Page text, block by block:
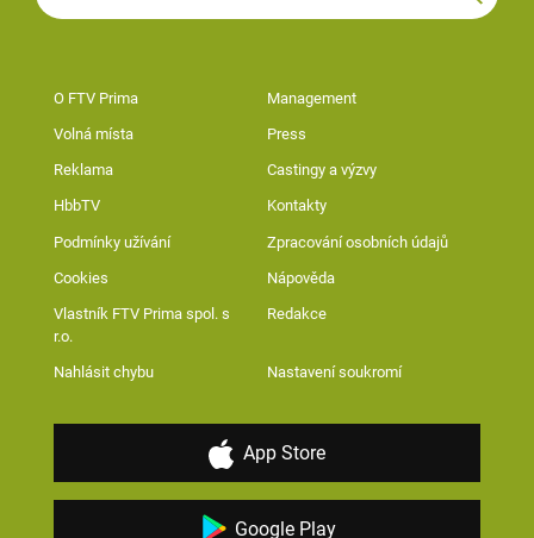
O FTV Prima Management
Volná místa Press
Reklama Castingy a výzvy
HbbTV Kontakty
Podmínky užívání Zpracování osobních údajů
Cookies Nápověda
Vlastník FTV Prima spol. s
r.o.
Redakce
Nahlásit chybu Nastavení soukromí
App Store
Google Play